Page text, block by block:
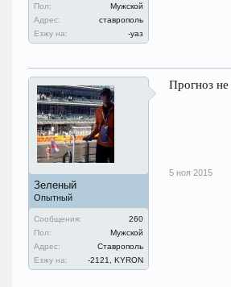
Пол:
Мужской
Адрес:
ставрополь
Езжу на:
-уаз
Зеленый
Опытный
Сообщения:
260
Пол:
Мужской
Адрес:
Ставрополь
Езжу на:
-2121, KYRON
Прогноз
5 ноя 2015